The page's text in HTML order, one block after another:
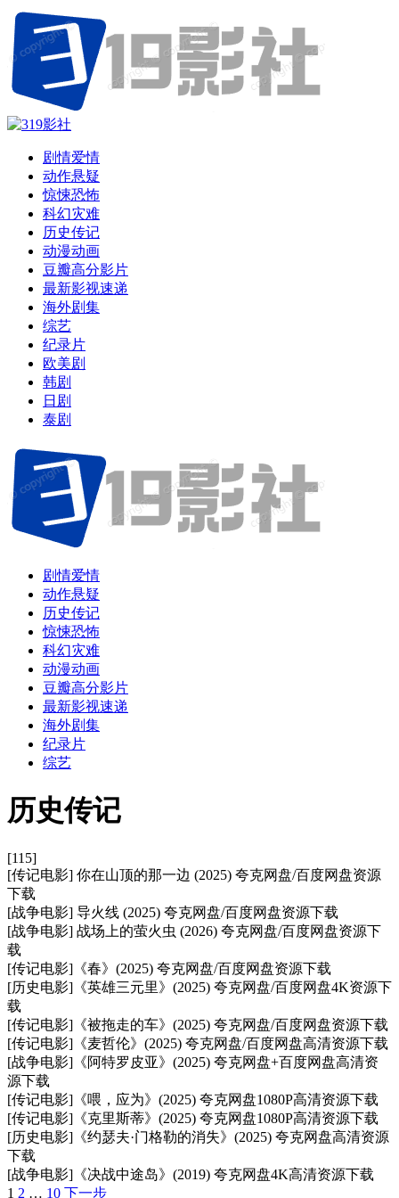
剧情爱情
动作悬疑
惊悚恐怖
科幻灾难
历史传记
动漫动画
豆瓣高分影片
最新影视速递
海外剧集
综艺
纪录片
欧美剧
韩剧
日剧
泰剧
剧情爱情
动作悬疑
历史传记
惊悚恐怖
科幻灾难
动漫动画
豆瓣高分影片
最新影视速递
海外剧集
纪录片
综艺
历史传记
[115]
[传记电影] 你在山顶的那一边 (2025) 夸克网盘/百度网盘资源
下载
[战争电影] 导火线 (2025) 夸克网盘/百度网盘资源下载
[战争电影] 战场上的萤火虫 (2026) 夸克网盘/百度网盘资源下
载
[传记电影]《春》(2025) 夸克网盘/百度网盘资源下载
[历史电影]《英雄三元里》(2025) 夸克网盘/百度网盘4K资源下
载
[传记电影]《被拖走的车》(2025) 夸克网盘/百度网盘资源下载
[传记电影]《麦哲伦》(2025) 夸克网盘/百度网盘高清资源下载
[战争电影]《阿特罗皮亚》(2025) 夸克网盘+百度网盘高清资
源下载
[传记电影]《喂，应为》(2025) 夸克网盘1080P高清资源下载
[传记电影]《克里斯蒂》(2025) 夸克网盘1080P高清资源下载
[历史电影]《约瑟夫·门格勒的消失》(2025) 夸克网盘高清资源
下载
[战争电影]《决战中途岛》(2019) 夸克网盘4K高清资源下载
1 2 … 10 下一步